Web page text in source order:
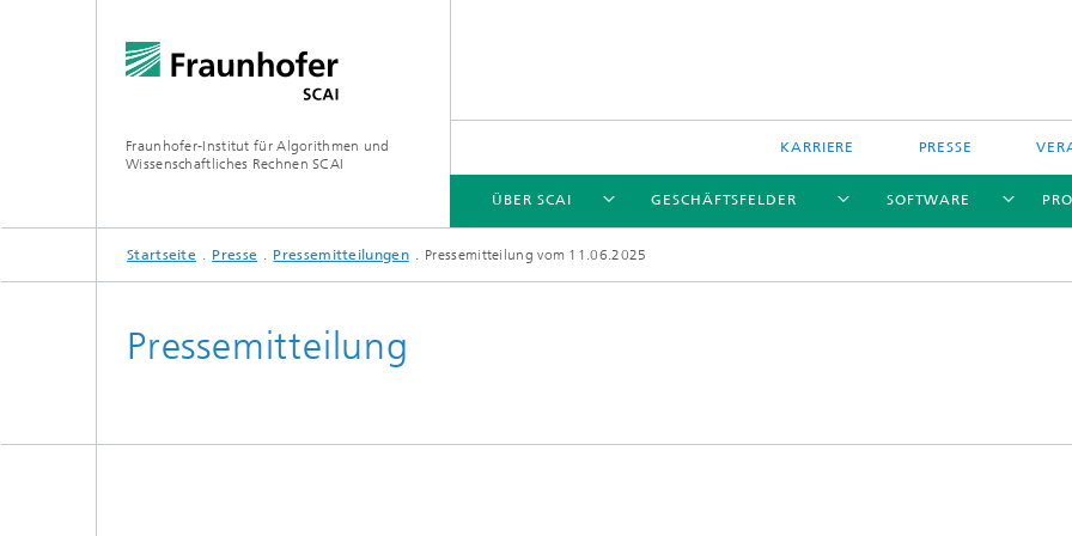
Fraunhofer-Institut für Algorithmen und
Wissenschaftliches Rechnen SCAI
KARRIERE PRESSE
ÜBER SCAI
ÜBER SCAI
GESCHÄFTSFELDER
GESCHÄFTSFELDER
Forschungsthemen
SOFTWARE
SOFTWARE
PUBLIKATIONEN / MEDIATHEK
Startseite Presse Pressemitteilungen Pressemitteilung vom 11.06.2025
Pressemitteilung